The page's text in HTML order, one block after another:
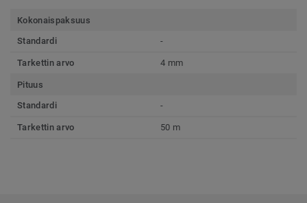
Kokonaispaksuus
Standardi
-
Tarkettin arvo 4 mm
Pituus
Standardi
-
Tarkettin arvo 50 m